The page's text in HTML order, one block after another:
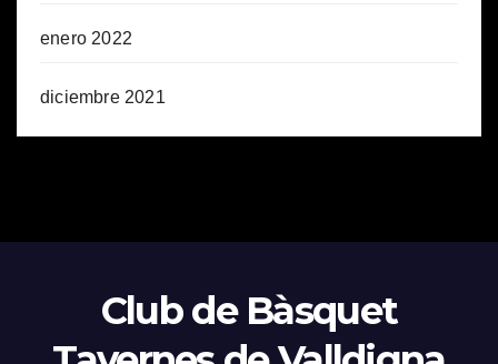
enero 2022
diciembre 2021
Club de Bàsquet